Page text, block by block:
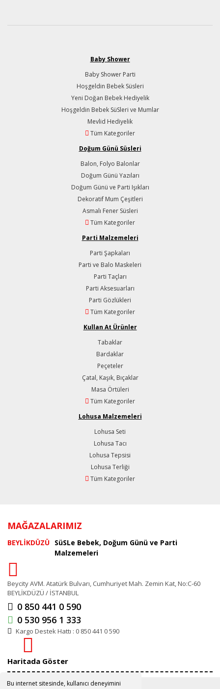
Bu internet sitesinde, kullanıcı deneyimini
Baby Shower
Baby Shower Parti
Hoşgeldin Bebek Süsleri
Yeni Doğan Bebek Hediyelik
Hoşgeldin Bebek SüSleri ve Mumlar
Mevlid Hediyelik
Tüm Kategoriler
Doğum Günü Süsleri
Balon, Folyo Balonlar
Doğum Günü Yazıları
Doğum Günü ve Parti Işıkları
Dekoratif Mum Çeşitleri
Asmalı Fener Süsleri
Tüm Kategoriler
Parti Malzemeleri
Parti Şapkaları
Parti ve Balo Maskeleri
Parti Taçları
Parti Aksesuarları
Parti Gözlükleri
Tüm Kategoriler
Kullan At Ürünler
Tabaklar
Bardaklar
Peçeteler
Çatal, Kaşık, Bıçaklar
Masa Örtüleri
Tüm Kategoriler
Lohusa Malzemeleri
Lohusa Seti
Lohusa Tacı
Lohusa Tepsisi
Lohusa Terliği
Tüm Kategoriler
MAĞAZALARIMIZ
BEYLİKDÜZÜ SüSLe Bebek, Doğum Günü ve Parti
Malzemeleri
Beycity AVM. Atatürk Bulvarı, Cumhuriyet Mah. Zemin Kat, No:C-60
BEYLİKDÜZÜ / İSTANBUL
0 850 441 0 590
0 530 956 1 333
Kargo Destek Hattı : 0 850 441 0 590
Haritada Göster